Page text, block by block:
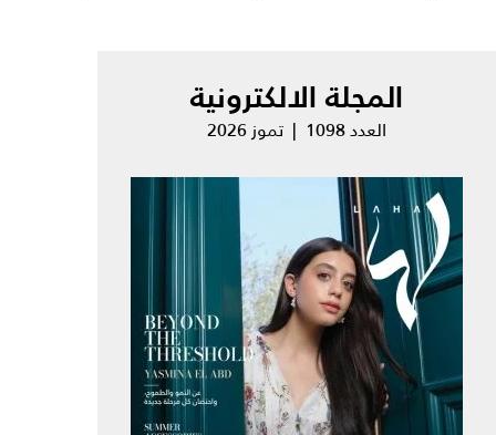
المجلة الالكترونية
العدد 1098 | تموز 2026